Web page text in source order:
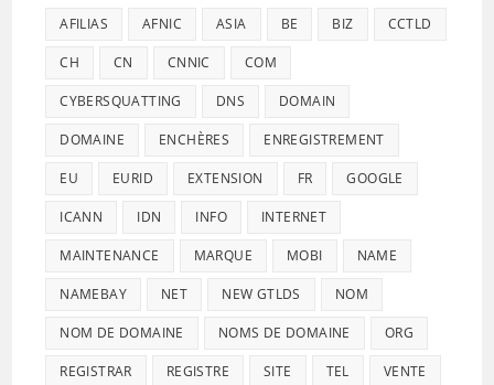
AFILIAS AFNIC ASIA BE BIZ CCTLD
CH CN CNNIC COM
CYBERSQUATTING DNS DOMAIN
DOMAINE ENCHÈRES ENREGISTREMENT
EU EURID EXTENSION FR GOOGLE
ICANN IDN INFO INTERNET
MAINTENANCE MARQUE MOBI NAME
NAMEBAY NET NEW GTLDS NOM
NOM DE DOMAINE NOMS DE DOMAINE ORG
REGISTRAR REGISTRE SITE TEL VENTE